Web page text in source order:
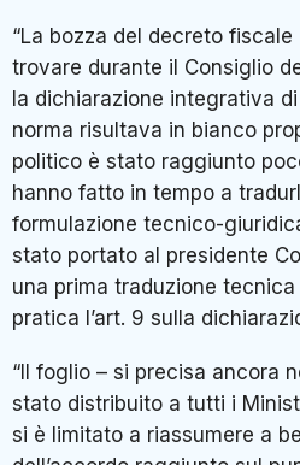
“La bozza del decreto
trovare durante il Consiglio
la dichiarazione integrativa di
norma risultava in bianco
politico è stato raggiunto
hanno fatto in tempo a
formulazione tecnico-
stato portato al presidente
una prima traduzione tecnica
pratica l’art. 9 sulla
“Il foglio – si precisa ancora
stato distribuito a tutti i
si è limitato a riassumere a